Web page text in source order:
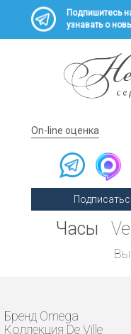
Подпишитесь
узнавать о
On-line оценка
Часы
Бренд Omega
Коллекция De Ville